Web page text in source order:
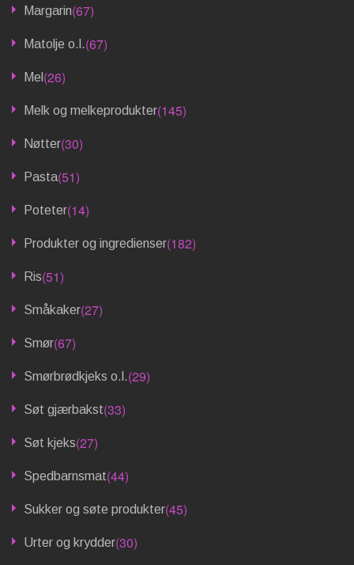
Margarin(67)
Matolje o.l.(67)
Mel (26)
Melk og melkeprodukter(145)
Nøtter(30)
Pasta(51)
Poteter(14)
Produkter og ingredienser(182)
Ris(51)
Småkaker(27)
Smør(67)
Smørbrødkjeks o.l.(29)
Søt gjærbakst(33)
Søt kjeks(27)
Spedbarnsmat(44)
Sukker og søte produkter(45)
Urter og krydder(30)